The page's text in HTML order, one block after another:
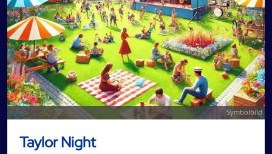
Symbolbild
Taylor Night